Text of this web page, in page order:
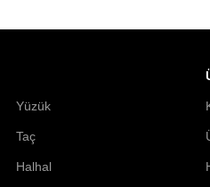
Yüzük
Taç
Halhal